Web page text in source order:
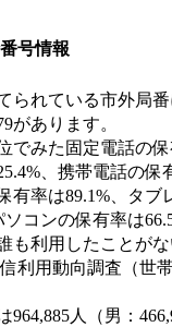
号情報
られている市外局番
があります。
でみた固定電話の保
、携帯電話の保
有率は89.1%、タブ
ソコンの保有率は
も利用したことが
利用動向調査（世
964,885人（男：